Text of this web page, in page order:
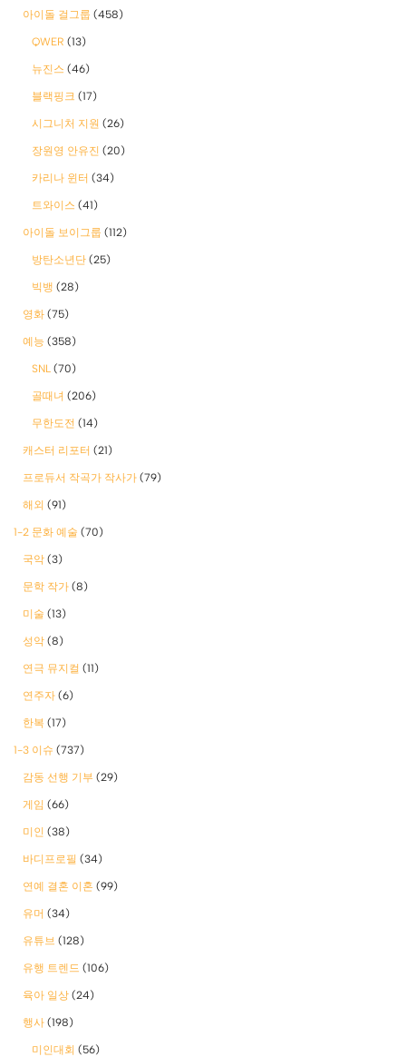
아이돌 걸그룹 (458)
QWER (13)
뉴진스 (46)
블랙핑크 (17)
시그니처 지원 (26)
장원영 안유진 (20)
카리나 윈터 (34)
트와이스 (41)
아이돌 보이그룹 (112)
방탄소년단 (25)
빅뱅 (28)
영화 (75)
예능 (358)
SNL (70)
골때녀 (206)
무한도전 (14)
캐스터 리포터 (21)
프로듀서 작곡가 작사가 (79)
해외 (91)
1-2 문화 예술 (70)
국악 (3)
문학 작가 (8)
미술 (13)
성악 (8)
연극 뮤지컬 (11)
연주자 (6)
한복 (17)
1-3 이슈 (737)
감동 선행 기부 (29)
게임 (66)
미인 (38)
바디프로필 (34)
연예 결혼 이혼 (99)
유머 (34)
유튜브 (128)
유행 트렌드 (106)
육아 일상 (24)
행사 (198)
미인대회 (56)